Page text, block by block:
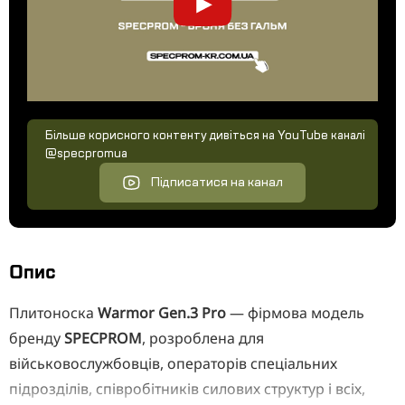
Більше корисного контенту дивіться на YouTube каналі
@specpromua
Підписатися на канал
Опис
Плитоноска Warmor Gen.3 Pro— фірмова модель
брендуSPECPROM, розроблена для
військовослужбовців, операторів спеціальних
підрозділів, співробітників силових структур і всіх,